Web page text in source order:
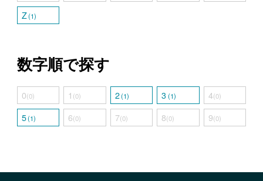
Z(1)
数字順で探す
0(0) 1 (0) 2(1) 3(1) 4(0)
5(1) 6(0) 7(0) 8(0) 9(0)